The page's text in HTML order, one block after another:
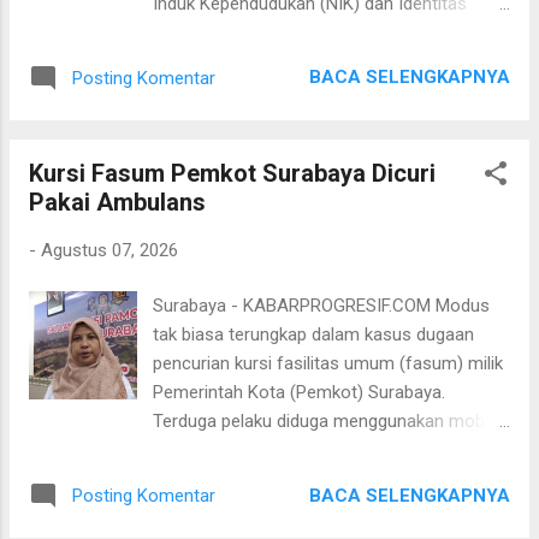
sarana prasarana penunjang maupun
memberikan pesan, tidak hanya kepada
Map, One Policy, Pemkot Surabaya mampu
sosial, yang berdampak pada membaiknya
sejumlah indikator pembangunan daerah.
Menteri Dalam Negeri (Mendagri) Tito
Nasional (Rakornas) Dukcapil 2026 sekaligus
merilis Data Kependudukan Semester I
Tahun 2026 di Jakarta, Senin (3/8/2026).
Mendagri Tito mengatakan, data
kependudukan merupakan fondasi utama
Government) sekaligus Program Satu Data
Posting Komentar BACA SELENGKAPNYA
Kursi Fasum Pemkot Surabaya Dicuri
Pakai Ambulans
- Agustus 07, 2026
Surabaya - KABARPROGRESIF.COM Modus
tak biasa terungkap dalam kasus dugaan
pencurian kursi fasilitas umum (fasum) milik
Pemerintah Kota (Pemkot) Surabaya.
Terduga pelaku diduga menggunakan mobil
barang bekas. Kasus ini terungkap setelah
Posting Komentar BACA SELENGKAPNYA